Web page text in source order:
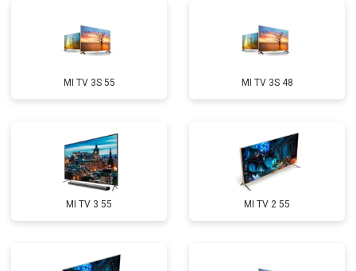
MI TV 3S 55 MI TV 3S 48
MI TV 3 55 MI TV 2 55